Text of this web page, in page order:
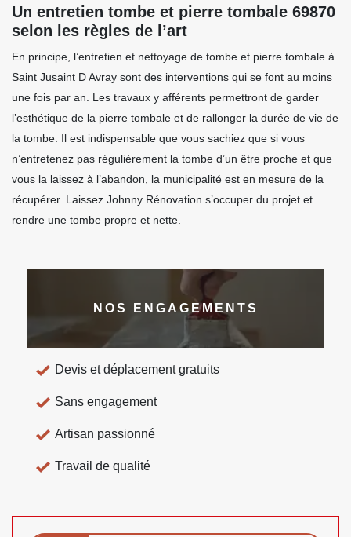
Un entretien tombe et pierre tombale 69870
selon les règles de l’art
En principe, l’entretien et nettoyage de tombe et pierre tombale à
Saint Jusaint D Avray sont des interventions qui se font au moins
une fois par an. Les travaux y afférents permettront de garder
l’esthétique de la pierre tombale et de rallonger la durée de vie de
la tombe. Il est indispensable que vous sachiez que si vous
n’entretenez pas régulièrement la tombe d’un être proche et que
vous la laissez à l’abandon, la municipalité est en mesure de la
récupérer. Laissez Johnny Rénovation s’occuper du projet et
rendre une tombe propre et nette.
NOS ENGAGEMENTS
Devis et déplacement gratuits
Sans engagement
Artisan passionné
Travail de qualité